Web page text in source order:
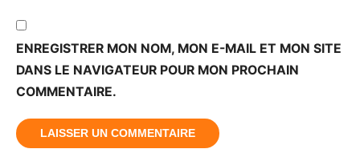
ENREGISTRER MON NOM, MON E-MAIL ET MON SITE
DANS LE NAVIGATEUR POUR MON PROCHAIN
COMMENTAIRE.